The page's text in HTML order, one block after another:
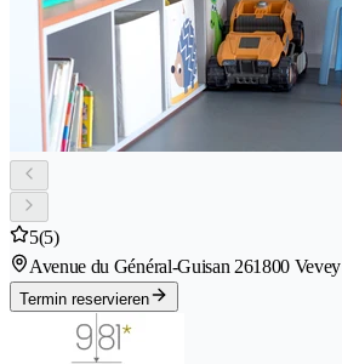
5(5)
Avenue du Général-Guisan 261800 Vevey
Termin reservieren